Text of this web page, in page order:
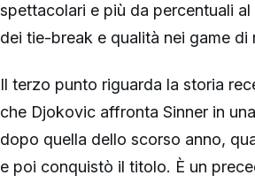
spettacolari e più da percentuali
dei tie-break e qualità nei game di
Il terzo punto riguarda la storia
che Djokovic affronta Sinner in
dopo quella dello scorso anno,
e poi conquistò il titolo. È un